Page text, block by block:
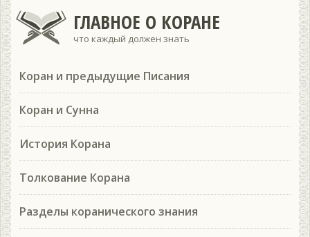
ГЛАВНОЕ О КОРАНЕ
что каждый должен знать
Коран и предыдущие Писания
Коран и Сунна
История Корана
Толкование Корана
Разделы коранического знания